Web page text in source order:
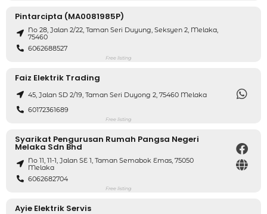
Pintarcipta (MA0081985P)
No 28, Jalan 2/22, Taman Seri Duyung, Seksyen 2, Melaka,
75460
6062688527
Free listing
Faiz Elektrik Trading
45, Jalan SD 2/19, Taman Seri Duyong 2, 75460 Melaka
60172361689
Free listing
Syarikat Pengurusan Rumah Pangsa Negeri
Melaka Sdn Bhd
No 11, 11-1, Jalan SE 1, Taman Semabok Emas, 75050
Melaka
6062682704
Free listing
Ayie Elektrik Servis